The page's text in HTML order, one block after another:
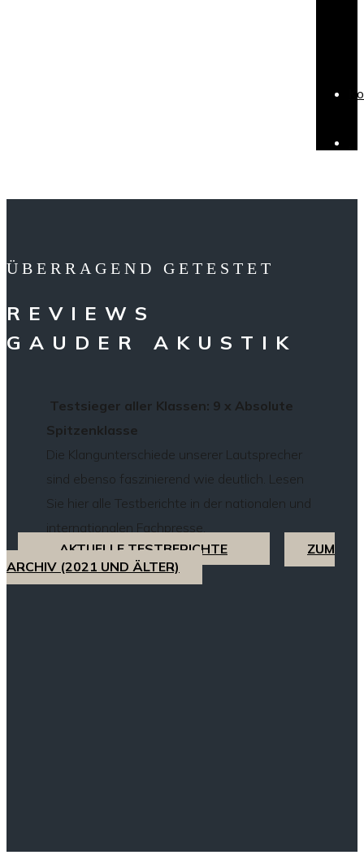
ÜBERRAGEND GETESTET
REVIEWS
GAUDER AKUSTIK
Testsieger aller Klassen: 9 x Absolute
Spitzenklasse
Die Klangunterschiede unserer Lautsprecher
sind ebenso faszinierend wie deutlich. Lesen
Sie hier alle Testberichte in der nationalen und
internationalen Fachpresse.
AKTUELLE TESTBERICHTE
ZUM
ARCHIV (2021 UND ÄLTER)